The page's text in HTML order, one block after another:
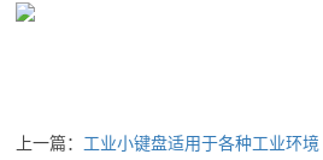
上一篇： 工业小键盘适用于各种工业环境